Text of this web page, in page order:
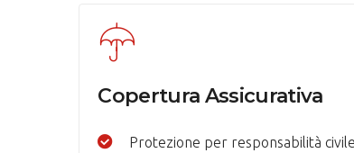
Copertura Assicurativa
Protezione per responsabilità civile